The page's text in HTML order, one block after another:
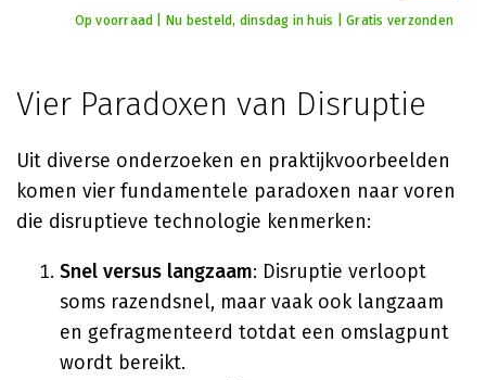
Op voorraad | Nu besteld, dinsdag in huis | Gratis verzonden
Vier Paradoxen van Disruptie
Uit diverse onderzoeken en praktijkvoorbeelden
komen vier fundamentele paradoxen naar voren
die disruptieve technologie kenmerken:
Snel versus langzaam: Disruptie verloopt
soms razendsnel, maar vaak ook langzaam
en gefragmenteerd totdat een omslagpunt
wordt bereikt.